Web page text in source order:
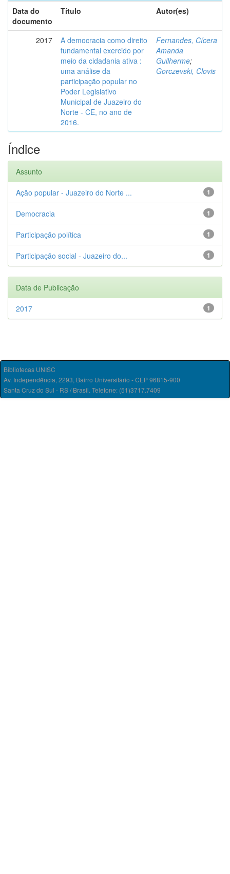
Data do
documento
Título Autor(es)
2017
A democracia como direito
fundamental exercido por
meio da cidadania ativa :
uma análise da
participação popular no
Poder Legislativo
Municipal de Juazeiro do
Norte - CE, no ano de
2016.
Fernandes, Cícera
Amanda
Guilherme;
Gorczevski, Clovis
Índice
Assunto
1
Ação popular - Juazeiro do Norte ...
1
Democracia
1
Participação política
1
Participação social - Juazeiro do...
Data de Publicação
1
2017
Bibliotecas UNISC
Av. Independência, 2293, Bairro Universitário - CEP 96815-900
Santa Cruz do Sul - RS / Brasil. Telefone: (51)3717.7409